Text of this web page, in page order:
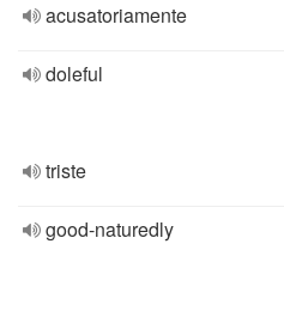
acusatoriamente
doleful
triste
good-naturedly